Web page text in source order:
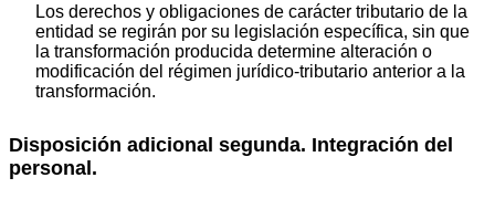
Los derechos y obligaciones de carácter tributario de la
entidad se regirán por su legislación específica, sin que
la transformación producida determine alteración o
modificación del régimen jurídico-tributario anterior a la
transformación.
Disposición adicional segunda. Integración del
personal.